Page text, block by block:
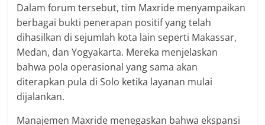
Dalam forum tersebut, tim Maxride menyampaikan
berbagai bukti penerapan positif yang telah
dihasilkan di sejumlah kota lain seperti Makassar,
Medan, dan Yogyakarta. Mereka menjelaskan
bahwa pola operasional yang sama akan
diterapkan pula di Solo ketika layanan mulai
dijalankan.
Manajemen Maxride menegaskan bahwa ekspansi